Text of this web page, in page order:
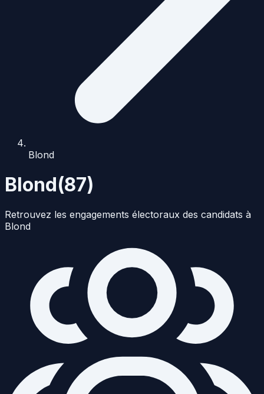
Blond
Blond(87)
Retrouvez les engagements électoraux des candidats à
Blond